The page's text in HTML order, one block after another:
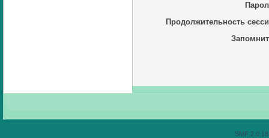
Продолжительность
SMF 2.0.18